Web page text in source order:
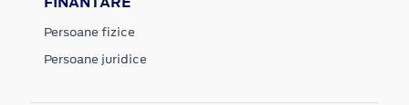
Persoane fizice
Persoane juridice